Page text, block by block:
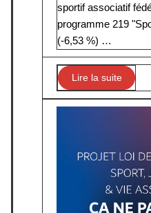
sportif associatif
programme 219
(-6,53 %) …
Lire la suite